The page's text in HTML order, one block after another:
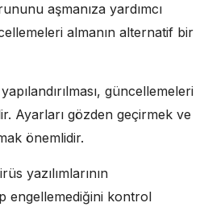
aşmanıza yardımcı
almanın alternatif bir
güncellemeleri
Ayarları gözden geçirmek ve
önemlidir.
yazılımlarının
engellemediğini kontrol